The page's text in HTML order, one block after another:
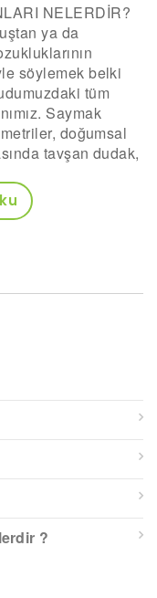
NELERDİR?
ya da
söylemek belki
tüm
Saymak
doğumsal
tavşan dudak,
?